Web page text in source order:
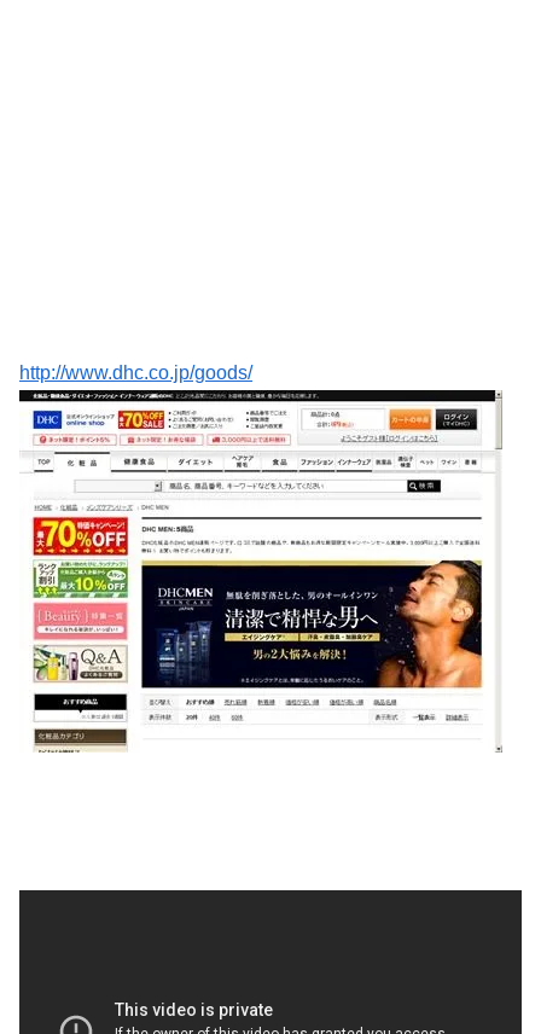
http://www.dhc.co.jp/goods/